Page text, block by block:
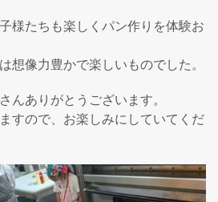
様たちも楽しくパン作りを体験お
想像力豊かで楽しいものでした。
んありがとうございます。
すので、お楽しみにしていてくだ